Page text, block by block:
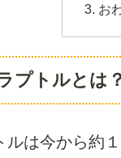
お
プトルとは？
ルは今から約